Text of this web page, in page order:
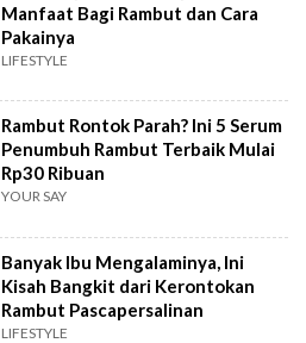
Manfaat Bagi Rambut dan Cara
Pakainya
LIFESTYLE
Rambut Rontok Parah? Ini 5 Serum
Penumbuh Rambut Terbaik Mulai
Rp30 Ribuan
YOUR SAY
Banyak Ibu Mengalaminya, Ini
Kisah Bangkit dari Kerontokan
Rambut Pascapersalinan
LIFESTYLE